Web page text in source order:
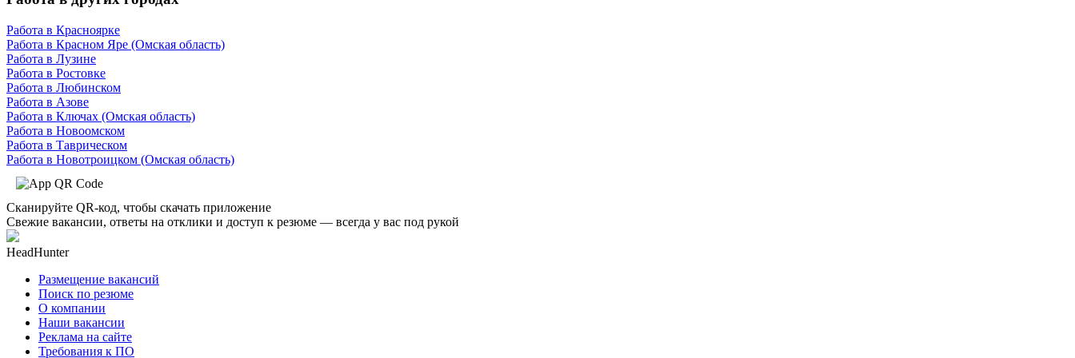
Работа в Красноярке
Работа в Красном Яре (Омская область)
Работа в Лузине
Работа в Ростовке
Работа в Любинском
Работа в Азове
Работа в Ключах (Омская область)
Работа в Новоомском
Работа в Таврическом
Работа в Новотроицком (Омская область)
Сканируйте QR-код, чтобы скачать приложение
Свежие вакансии, ответы на отклики и доступ к резюме — всегда у вас под рукой
HeadHunter
Размещение вакансий
Поиск по резюме
О компании
Наши вакансии
Реклама на сайте
Требования к ПО